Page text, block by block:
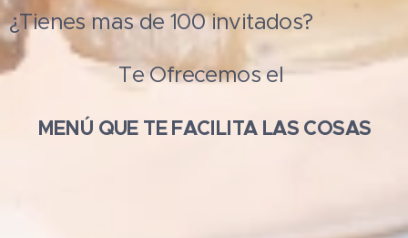
¿Tienes mas de 100 invitados?
Te Ofrecemos el
MENÚ QUE TE FACILITA LAS COSAS